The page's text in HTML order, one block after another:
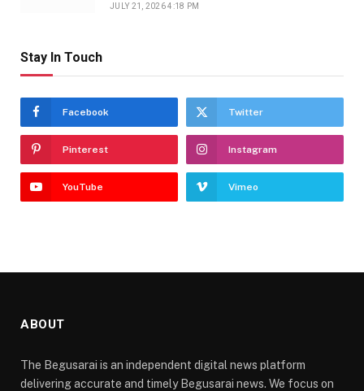
JULY 21, 2026 4:18 PM
Stay In Touch
Facebook Twitter
Pinterest Instagram
YouTube Vimeo
ABOUT
The Begusarai is an independent digital news platform
delivering accurate and timely Begusarai news. We focus on